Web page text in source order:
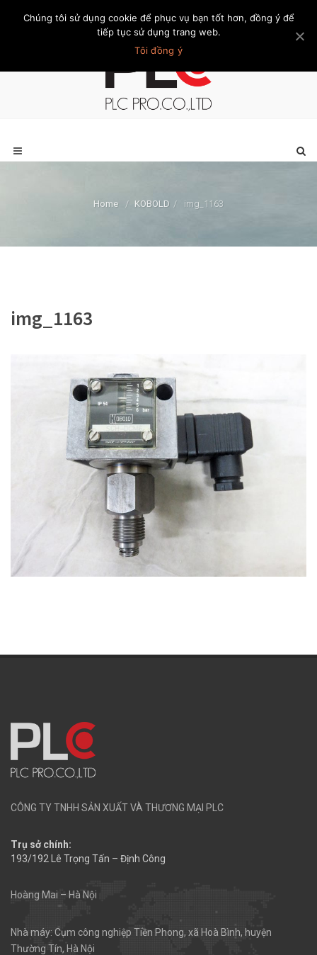
Trang chủ Giới thiệu Khách hàng Liên hệ Thành viên
Home / KOBOLD / img_1163
img_1163
CÔNG TY TNHH SẢN XUẤT VÀ THƯƠNG MẠI PLC
Trụ sở chính:
193/192 Lê Trọng Tấn – Định Công
Hoàng Mai – Hà Nội
Nhà máy: Cụm công nghiệp Tiền Phong, xã Hoà Bình, huyện
Thường Tín, Hà Nội
Chúng tôi sử dụng cookie để phục vụ bạn tốt hơn, đồng ý để
tiếp tục sử dụng trang web.
Tôi đồng ý